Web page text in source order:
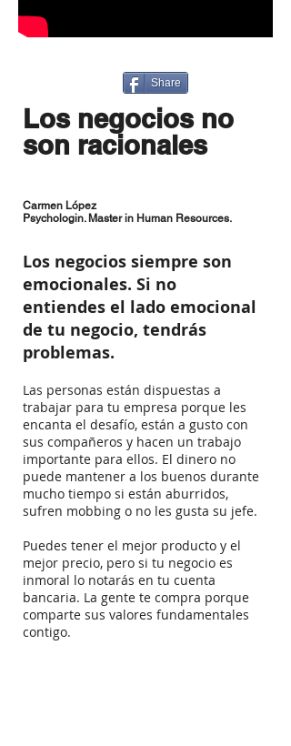
Share
Los negociosno
son racionales
Carmen López
Psychologin. Master in Human Resources.
Los negocios siempre son
emocionales. Si no
entiendes el lado emocional
de tu negocio, tendrás
problemas.
Las personas están dispuestas a
trabajar para tu empresa porque les
encanta el desafío, están a gusto con
sus compañeros y hacen un trabajo
importante para ellos. El dinero no
puede mantener a los buenos durante
mucho tiempo si están aburridos,
sufren mobbing o no les gusta su jefe.
Puedes tener el mejor producto y el
mejor precio, pero si tu negocio es
inmoral lo notarás en tu cuenta
bancaria. La gente te compra porque
comparte sus valores fundamentales
contigo.